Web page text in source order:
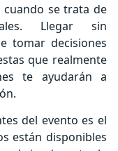
cuando se trata de
Llegar sin
tomar decisiones
que realmente
te ayudarán a
del evento es el
están disponibles